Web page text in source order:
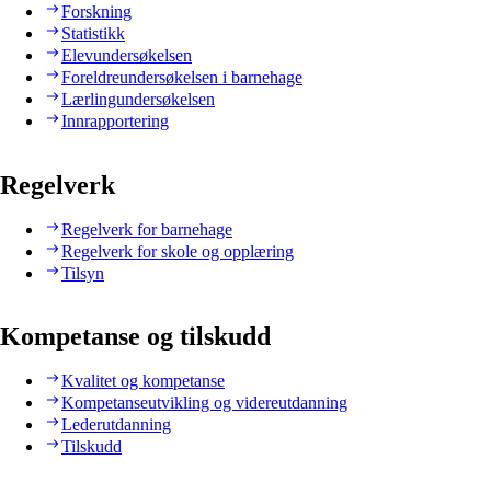
Forskning
Statistikk
Elevundersøkelsen
Foreldreundersøkelsen i barnehage
Lærlingundersøkelsen
Innrapportering
Regelverk
Regelverk for barnehage
Regelverk for skole og opplæring
Tilsyn
Kompetanse og tilskudd
Kvalitet og kompetanse
Kompetanseutvikling og videreutdanning
Lederutdanning
Tilskudd